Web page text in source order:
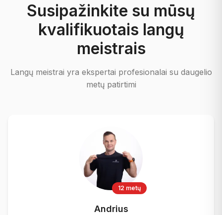
Susipažinkite su mūsų
kvalifikuotais langų
meistrais
Langų meistrai yra ekspertai profesionalai su daugelio
metų patirtimi
12 metų
Andrius